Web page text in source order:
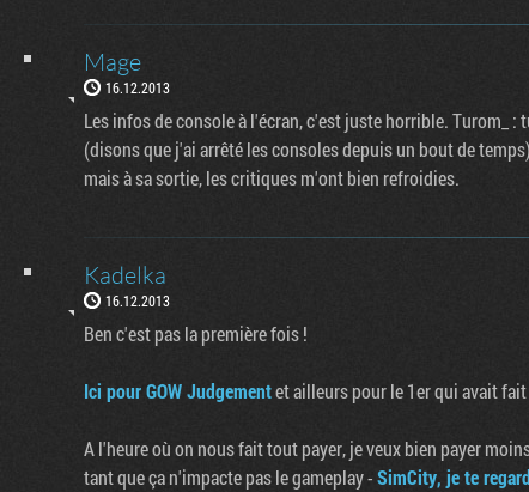
Mage
16.12.2013
Les infos de console à l'écran, c'est juste horrible. Turom_
(disons que j'ai arrêté les consoles depuis un bout de
mais à sa sortie, les critiques m'ont bien refroidies.
Kadelka
16.12.2013
Ben c'est pas la première fois !
Ici pour GOW Judgementet ailleurs pour le 1er qui avait
A l'heure où on nous fait tout payer, je veux bien payer
tant que ça n'impacte pas le gameplay -SimCity, je te